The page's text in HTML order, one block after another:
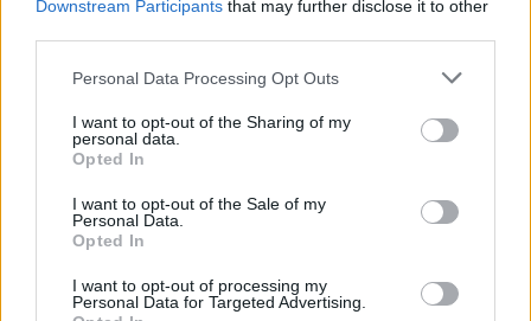
Downstream Participants that may further disclose it to other
Personal Data Processing Opt Outs
I want to opt-out of the Sharing of my
personal data.
Opted In
I want to opt-out of the Sale of my
Personal Data.
Opted In
I want to opt-out of processing my
Personal Data for Targeted Advertising.
skomentował całą sprawę Naoki Morita, prezes
partnerstwo z innowacyjną, międzynarodową marką,
jaką jest Konami. Wszystko w celu tworzenia treści i
partnerstwo jest kolejnym krokiem w szerszym
dążeniu do umiędzynarodowienia naszej marki, nad
Serena Salvione, dyrektor ds. rozwoju